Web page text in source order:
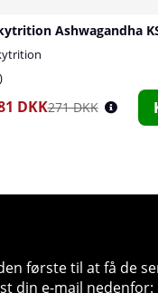
DKK271 DKK
første til at få de
din e-mail nedenfor: